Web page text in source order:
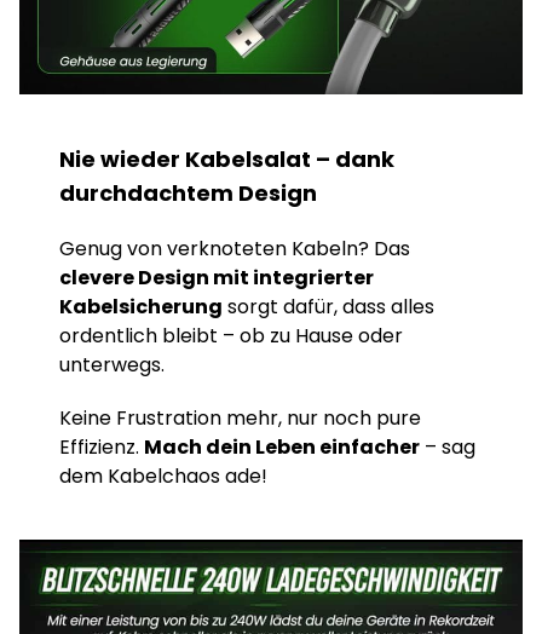
Nie wieder Kabelsalat – dank
durchdachtem Design
Genug von verknoteten Kabeln? Das
clevere Design mit integrierter
Kabelsicherung sorgt dafür, dass alles
ordentlich bleibt – ob zu Hause oder
unterwegs.
Keine Frustration mehr, nur noch pure
Effizienz. Mach dein Leben einfacher – sag
dem Kabelchaos ade!